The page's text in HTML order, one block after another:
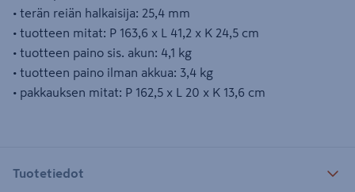
• terän reiän halkaisija: 25,4 mm
• tuotteen mitat: P 163,6 x L 41,2 x K 24,5 cm
• tuotteen paino sis. akun: 4,1 kg
• tuotteen paino ilman akkua: 3,4 kg
• pakkauksen mitat: P 162,5 x L 20 x K 13,6 cm
Tuotetiedot